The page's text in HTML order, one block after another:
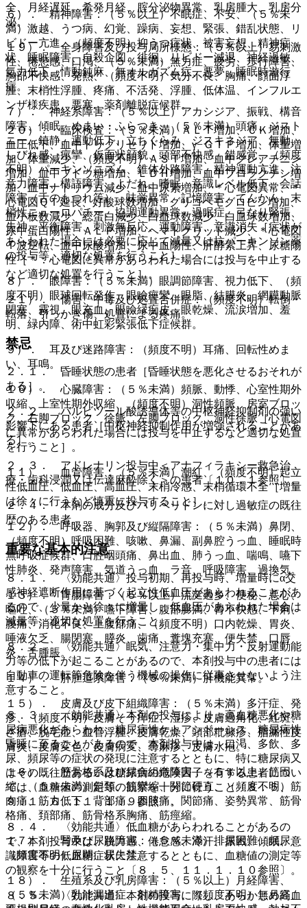
全、月経遅延、希発月経、腟分泌物異常、乳房腫大、乳房分
泌。
１９）． 全身障害及び投与局所様態：（５％以上）易刺激
性、倦怠感、口渇、（５％未満）無力症、疲労、歩行障害、
胸部不快感、発熱、（頻度不明）気分不良、胸痛、顔面浮
腫、末梢性浮腫、疼痛、不活発、浮腫、低体温、インフルエ
ンザ様疾患、悪寒、薬剤離脱症候群。
２０）． 臨床検査：（５％未満）ＡＬＴ増加、ＣＫ増加、
血圧低下、血中トリグリセリド増加、γ−ＧＴＰ増加、体重増
加、体重減少、（頻度不明）ＡＳＴ増加、血中クレアチニン
増加、血中ブドウ糖増加、ＬＤＨ増加、血中プロラクチン増
加、血中ナトリウム減少、血中尿素増加、＊心電図異常、＊
心電図ＱＴ延長、好酸球数増加、グリコヘモグロビン増加、
血小板数減少、総蛋白減少、白血球数減少、白血球数増加、
尿中蛋白陽性、ＡＬＰ増加、ヘマトクリット減少、＊心電図
Ｔ波逆転、血中尿酸増加、尿中血陽性、肝酵素上昇、尿糖陽
性［＊：心電図に異常があらわれた場合には投与を中止する
など適切な処置を行うこと］。
２１）． 傷害、中毒及び処置合併症：（頻度不明）転倒・
転落、引っかき傷、処置による疼痛。
禁忌
２．１． 昏睡状態の患者［昏睡状態を悪化させるおそれが
ある］。
２．２． バルビツール酸誘導体等の中枢神経抑制剤の強い
影響下にある患者［中枢神経抑制作用が増強されることがあ
る］。
２．３． アドレナリン投与中＜アナフィラキシー救急治
療・歯科浸潤又は伝達麻酔除く＞の患者〔１０．１参照〕。
２．４． 本剤の成分及びパリペリドンに対し過敏症の既往
歴のある患者。
重要な基本的注意
８．１． 〈効能共通〉投与初期、再投与時、増量時にα交
感神経遮断作用に基づく起立性低血圧があらわれることがあ
るので、少量から徐々に増量し、低血圧があらわれた場合は
減量等、適切な処置を行うこと。
８．２． 〈効能共通〉眠気、注意力・集中力・反射運動能
力等の低下が起こることがあるので、本剤投与中の患者には
自動車の運転等危険を伴う機械の操作に従事させないよう注
意すること。
８．３． 〈効能共通〉本剤の投与により、高血糖悪化や糖
尿病悪化があらわれ、糖尿病性ケトアシドーシス、糖尿病性
昏睡に至ることがあるので、本剤投与中は、口渇、多飲、多
尿、頻尿等の症状の発現に注意するとともに、特に糖尿病又
はその既往歴あるいは糖尿病の危険因子を有する患者につい
ては、血糖値の測定等の観察を十分に行うこと〔８．５、
９．１．６、１１．１．９参照〕。
８．４． 〈効能共通〉低血糖があらわれることがあるの
で、本剤投与中は、脱力感、倦怠感、冷汗、振戦、傾眠、意
識障害等の低血糖症状に注意するとともに、血糖値の測定等
の観察を十分に行うこと〔８．５、１１．１．１０参照〕。
８．５． 〈効能共通〉本剤の投与に際し、あらかじめ高血
６）． 精神障害：（５％以上）不眠症、不安、（５％未
満）激越、うつ病、幻覚、躁病、妄想、緊張、錯乱状態、リ
ビドー亢進、（頻度不明）抑うつ症状、被害妄想、精神症
状、睡眠障害、自殺企図、徘徊、リビドー減退、神経過敏、
気力低下、情動鈍麻、無オルガズム症、悪夢、睡眠時遊行
症。
７）． 神経系障害：（５％以上）アカシジア、振戦、構音
障害、傾眠、めまい・ふらつき、（５％未満）頭痛、ジスト
ニー、鎮静、運動低下、立ちくらみ、ジスキネジア、無動、
しびれ感、痙攣、仮面状顔貌、頭部不快感、錯感覚、（頻度
不明）パーキンソニズム、錐体外路障害、精神運動亢進、注
意力障害、構語障害、よだれ、嗜眠、意識レベル低下、会話
障害（舌のもつれ等）、味覚異常、記憶障害、てんかん、末
梢性ニューロパチー、協調運動異常、過眠症、弓なり緊張、
失神、平衡障害、刺激無反応、運動障害、意識消失［症状が
あらわれた場合には必要に応じて減量又は抗パーキンソン薬
の投与等、適切な処置を行うこと］。
８）． 眼障害：（５％未満）眼調節障害、視力低下、（頻
度不明）眼球回転発作、眼瞼痙攣、眼脂、結膜炎、網膜動脈
閉塞、霧視、眼充血、眼瞼縁痂皮、眼乾燥、流涙増加、羞
明、緑内障、術中虹彩緊張低下症候群。
９）． 耳及び迷路障害：（頻度不明）耳痛、回転性めま
い、耳鳴。
１０）． 心臓障害：（５％未満）頻脈、動悸、心室性期外
収縮、上室性期外収縮、（頻度不明）洞性頻脈、房室ブロッ
ク、右脚ブロック、徐脈、左脚ブロック、洞性徐脈［心電図
に異常があらわれた場合には投与を中止するなど適切な処置
を行うこと］。
１１）． 血管障害：（５％未満）潮紅、（頻度不明）起立
性低血圧、低血圧、高血圧、末梢冷感、末梢循環不全［増量
は徐々に行うなど慎重に投与すること］。
１２）． 呼吸器、胸郭及び縦隔障害：（５％未満）鼻閉、
（頻度不明）呼吸困難、咳嗽、鼻漏、副鼻腔うっ血、睡眠時
無呼吸症候群、口腔咽頭痛、鼻出血、肺うっ血、喘鳴、嚥下
性肺炎、発声障害、気道うっ血、ラ音、呼吸障害、過換気。
１３）． 胃腸障害：（５％以上）流涎過多、便秘、悪心、
嘔吐、（５％未満）嚥下障害、腹部膨満、胃不快感、下痢、
腹痛、消化不良、上腹部痛、（頻度不明）口内乾燥、胃炎、
唾液欠乏、腸閉塞、膵炎、歯痛、糞塊充塞、便失禁、口唇
炎、舌腫脹。
１４）． 肝胆道系障害：（５％未満）肝機能異常。
１５）． 皮膚及び皮下組織障害：（５％未満）多汗症、発
疹、（頻度不明）皮膚そう痒症、湿疹、皮膚過角化、紅斑、
ざ瘡、脱毛症、血管浮腫、皮膚乾燥、頭部粃糠疹、脂漏性皮
膚炎、皮膚変色、皮膚病変、蕁麻疹、皮膚水疱。
１６）． 筋骨格系及び結合組織障害：（５％以上）筋固
縮、（５％未満）斜頚、筋攣縮、関節硬直、（頻度不明）筋
肉痛、筋力低下、背部痛、四肢痛、関節痛、姿勢異常、筋骨
格痛、頚部痛、筋骨格系胸痛、筋痙縮。
１７）． 腎及び尿路障害：（５％未満）排尿困難、頻尿、
（頻度不明）尿閉、尿失禁。
１８）． 生殖系及び乳房障害：（５％以上）月経障害、
（５％未満）乳汁漏出症、射精障害、（頻度不明）無月経、